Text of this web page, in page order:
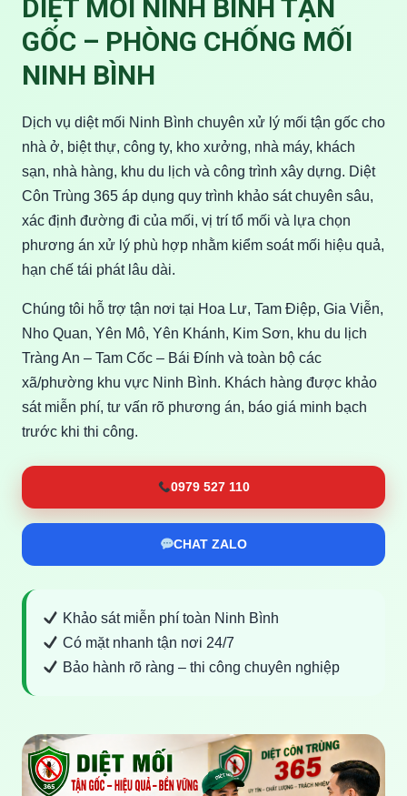
DIỆT MỐI NINH BÌNH TẬN
GỐC – PHÒNG CHỐNG MỐI
NINH BÌNH
Dịch vụ diệt mối Ninh Bình chuyên xử lý mối tận gốc cho
nhà ở, biệt thự, công ty, kho xưởng, nhà máy, khách
sạn, nhà hàng, khu du lịch và công trình xây dựng. Diệt
Côn Trùng 365 áp dụng quy trình khảo sát chuyên sâu,
xác định đường đi của mối, vị trí tổ mối và lựa chọn
phương án xử lý phù hợp nhằm kiểm soát mối hiệu quả,
hạn chế tái phát lâu dài.
Chúng tôi hỗ trợ tận nơi tại Hoa Lư, Tam Điệp, Gia Viễn,
Nho Quan, Yên Mô, Yên Khánh, Kim Sơn, khu du lịch
Tràng An – Tam Cốc – Bái Đính và toàn bộ các
xã/phường khu vực Ninh Bình. Khách hàng được khảo
sát miễn phí, tư vấn rõ phương án, báo giá minh bạch
trước khi thi công.
0979 527 110
CHAT ZALO
Khảo sát miễn phí toàn Ninh Bình
Có mặt nhanh tận nơi 24/7
Bảo hành rõ ràng – thi công chuyên nghiệp